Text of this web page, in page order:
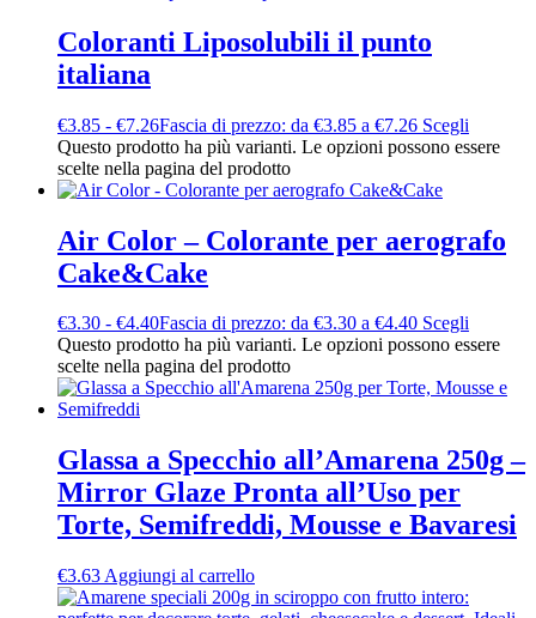
Coloranti Liposolubili il punto
italiana
€3.85 - €7.26Fascia di prezzo: da €3.85 a €7.26 Scegli
Questo prodotto ha più varianti. Le opzioni possono essere
scelte nella pagina del prodotto
Air Color – Colorante per aerografo
Cake&Cake
€3.30 - €4.40Fascia di prezzo: da €3.30 a €4.40 Scegli
Questo prodotto ha più varianti. Le opzioni possono essere
scelte nella pagina del prodotto
Glassa a Specchio all’Amarena 250g –
Mirror Glaze Pronta all’Uso per
Torte, Semifreddi, Mousse e Bavaresi
€3.63 Aggiungi al carrello